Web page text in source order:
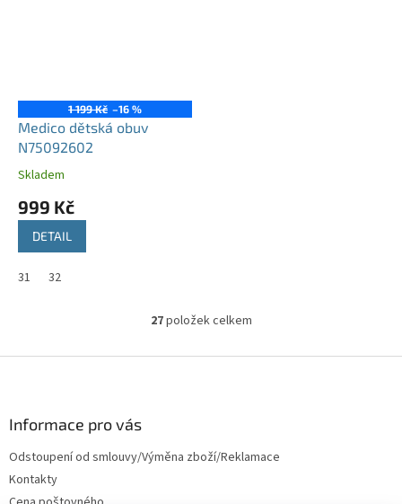
1 199 Kč –16 %
Medico dětská obuv
N75092602
Skladem
999 Kč
DETAIL
31 32
O
l
p
27položek celkem
Informace pro vás
Odstoupení od smlouvy/Výměna zboží/Reklamace
Kontakty